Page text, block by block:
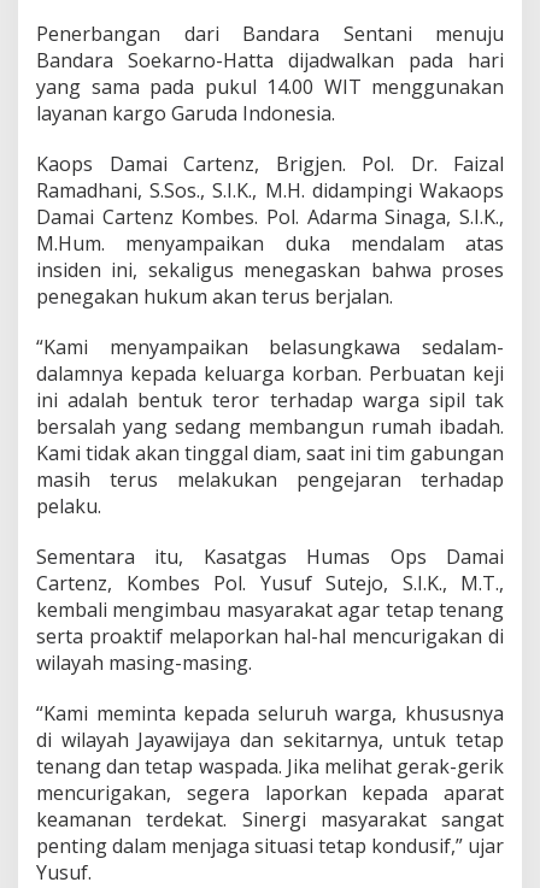
p
u
n
k
n
k
e
J
a
B
a
r
a
,
K
p
D
a
m
a
a
r
t
e
n
z
:
Penerbangan dari Bandara Sentani menuju
Bandara Soekarno-Hatta dijadwalkan pada hari
yang sama pada pukul 14.00 WIT menggunakan
layanan kargo Garuda Indonesia.
Kaops Damai Cartenz, Brigjen. Pol. Dr. Faizal
Ramadhani, S.Sos., S.I.K., M.H. didampingi Wakaops
Damai Cartenz Kombes. Pol. Adarma Sinaga, S.I.K.,
M.Hum. menyampaikan duka mendalam atas
insiden ini, sekaligus menegaskan bahwa proses
penegakan hukum akan terus berjalan.
“Kami menyampaikan belasungkawa sedalam-
dalamnya kepada keluarga korban. Perbuatan keji
ini adalah bentuk teror terhadap warga sipil tak
bersalah yang sedang membangun rumah ibadah.
Kami tidak akan tinggal diam, saat ini tim gabungan
masih terus melakukan pengejaran terhadap
pelaku.
Sementara itu, Kasatgas Humas Ops Damai
Cartenz, Kombes Pol. Yusuf Sutejo, S.I.K., M.T.,
kembali mengimbau masyarakat agar tetap tenang
serta proaktif melaporkan hal-hal mencurigakan di
wilayah masing-masing.
“Kami meminta kepada seluruh warga, khususnya
di wilayah Jayawijaya dan sekitarnya, untuk tetap
tenang dan tetap waspada. Jika melihat gerak-gerik
mencurigakan, segera laporkan kepada aparat
keamanan terdekat. Sinergi masyarakat sangat
penting dalam menjaga situasi tetap kondusif,” ujar
Yusuf.